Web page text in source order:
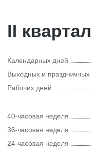
II квартал
Календарных дней
Выходных и праздничных
Рабочих дней
40-часовая неделя
36-часовая неделя
24-часовая неделя